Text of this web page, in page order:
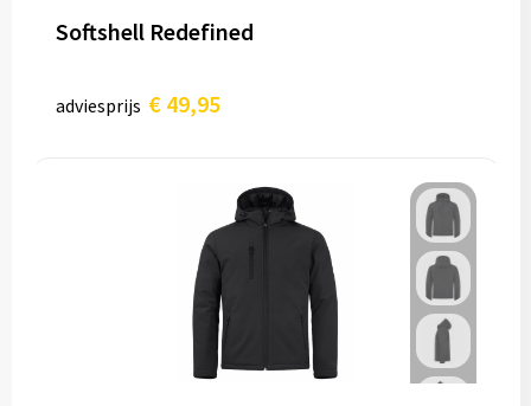
Softshell Redefined
adviesprijs € 49,95